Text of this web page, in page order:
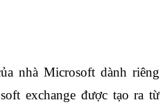
nhà Microsoft dành riêng
exchange được tạo ra từ